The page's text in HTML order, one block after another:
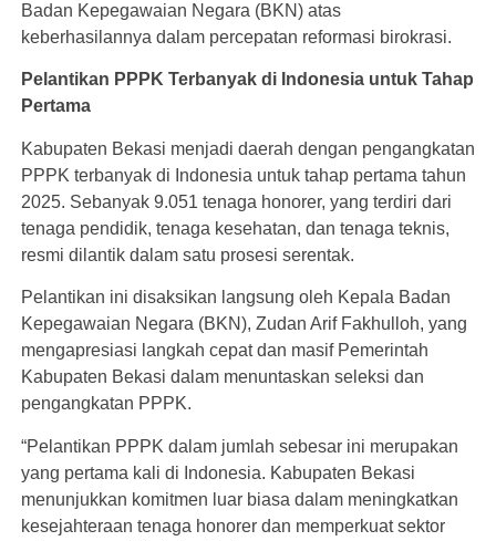
Badan Kepegawaian Negara (BKN) atas
keberhasilannya dalam percepatan reformasi birokrasi.
Pelantikan PPPK Terbanyak di Indonesia untuk Tahap
Pertama
Kabupaten Bekasi menjadi daerah dengan pengangkatan
PPPK terbanyak di Indonesia untuk tahap pertama tahun
2025. Sebanyak 9.051 tenaga honorer, yang terdiri dari
tenaga pendidik, tenaga kesehatan, dan tenaga teknis,
resmi dilantik dalam satu prosesi serentak.
Pelantikan ini disaksikan langsung oleh Kepala Badan
Kepegawaian Negara (BKN), Zudan Arif Fakhulloh, yang
mengapresiasi langkah cepat dan masif Pemerintah
Kabupaten Bekasi dalam menuntaskan seleksi dan
pengangkatan PPPK.
“Pelantikan PPPK dalam jumlah sebesar ini merupakan
yang pertama kali di Indonesia. Kabupaten Bekasi
menunjukkan komitmen luar biasa dalam meningkatkan
kesejahteraan tenaga honorer dan memperkuat sektor